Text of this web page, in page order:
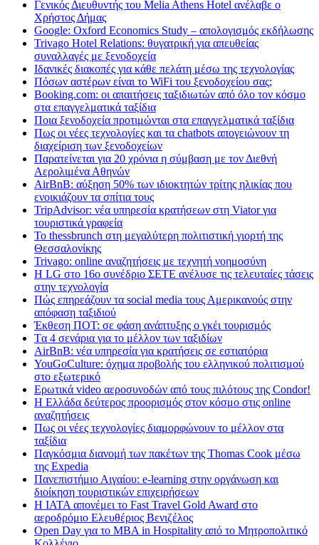
Γενικός Διευθυντής του Melia Athens Hotel ανέλαβε ο
Χρήστος Δήμας
Google: Oxford Economics Study – απολογισμός εκδήλωσης
Trivago Hotel Relations: θυγατρική για απευθείας
συναλλαγές με ξενοδοχεία
Iδανικές διακοπές για κάθε πελάτη μέσω της τεχνολογίας
Πόσων αστέρων είναι το WiFi του ξενοδοχείου σας;
Booking.com: οι απαιτήσεις ταξιδιωτών από όλο τον κόσμο
στα επαγγελματικά ταξίδια
Ποια ξενοδοχεία προτιμώνται στα επαγγελματικά ταξίδια
Πως οι νέες τεχνολογίες και τα chatbots απογειώνουν τη
διαχείριση των ξενοδοχείων
Παρατείνεται για 20 χρόνια η σύμβαση με τον Διεθνή
Αερολιμένα Αθηνών
AirBnB: αύξηση 50% των ιδιοκτητών τρίτης ηλικίας που
ενοικιάζουν τα σπίτια τους
TripAdvisor: νέα υπηρεσία κρατήσεων στη Viator για
τουριστικά γραφεία
Το thessbrunch στη μεγαλύτερη πολιτιστική γιορτή της
Θεσσαλονίκης
Trivago: online αναζητήσεις με τεχνητή νοημοσύνη
H LG στο 16ο συνέδριο ΣΕΤΕ ανέλυσε τις τελευταίες τάσεις
στην τεχνολογία
Πώς επηρεάζουν τα social media τους Αμερικανούς στην
απόφαση ταξιδιού
Έκθεση ΠΟΤ: σε φάση ανάπτυξης ο γκέι τουρισμός
Tα 4 σενάρια για το μέλλον των ταξιδίων
AirBnB: νέα υπηρεσία για κρατήσεις σε εστιατόρια
YouGoCulture: όχημα προβολής του ελληνικού πολιτισμού
στο εξωτερικό
Eρωτικά video αεροσυνοδών από τους πιλότους της Condor!
Η Ελλάδα δεύτερος προορισμός στον κόσμο στις online
αναζητήσεις
Πως οι νέες τεχνολογίες διαμορφώνουν το μέλλον στα
ταξίδια
Παγκόσμια διανομή των πακέτων της Thomas Cook μέσω
της Expedia
Πανεπιστήμιο Αιγαίου: e-learning στην οργάνωση και
διοίκηση τουριστικών επιχειρήσεων
Η IATA απονέμει το Fast Travel Gold Award στο
αεροδρόμιο Ελευθέριος Βενιζέλος
Open Day για το MBA in Hospitality από το Μητροπολιτικό